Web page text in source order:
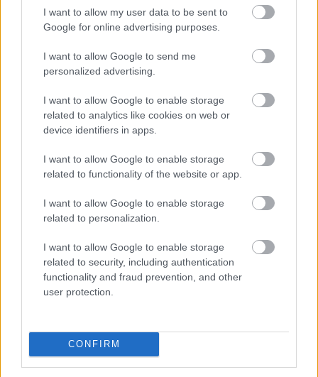
I want to allow my user data to be sent to
Google for online advertising purposes.
I want to allow Google to send me
personalized advertising.
I want to allow Google to enable storage
related to analytics like cookies on web or
device identifiers in apps.
I want to allow Google to enable storage
related to functionality of the website or app.
I want to allow Google to enable storage
related to personalization.
I want to allow Google to enable storage
related to security, including authentication
functionality and fraud prevention, and other
user protection.
CONFIRM
voksolás eredményét befolyásoló tényezőként,
„Csakhogy a határon túliak szavazatai 2014 és 2022
között sorrendben 1, 0, 2 mandátumot hoztak a
kormánypártnak. Szemben a győzteskompenzáció
rendszerével, ami szintén sorrendben 6, 5 és 5
jelezte László Róbert, aki szerint hogy ez az
hogyan alakul majd, az szinte
megjósolhatatlan.
Levélszavazatok
S ha már határon túli szavazatok: a Political